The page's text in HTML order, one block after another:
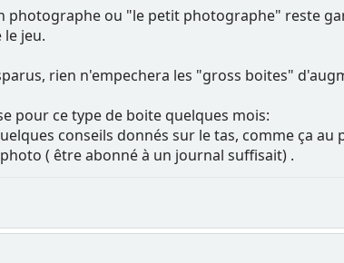
photographe ou "le petit photographe" reste
jeu.
rien n'empechera les "gross boites"
pour ce type de boite quelques mois:
conseils donnés sur le tas, comme ça
( être abonné à un journal suffisait) .